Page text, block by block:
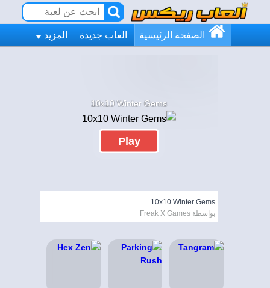
الصفحة الرئيسية العاب جديدة المزيد
10x10 Winter Gems
Play
10x10 Winter Gems
بواسطة Freak X Games